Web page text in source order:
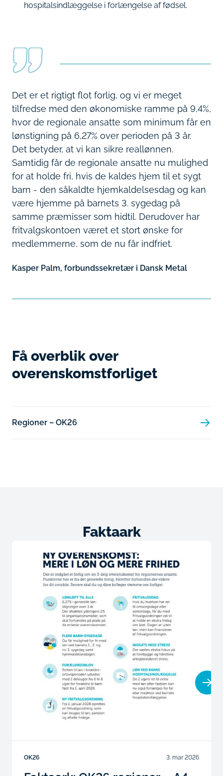
hospitalsindlæggelse i forlængelse af fødsel.
Det er et rigtigt flot forlig, og vi er meget
tilfredse med den økonomiske ramme på 9,4%,
hvor de regionale ansatte som minimum får en
lønstigning på 6,27% over perioden på 3 år.
Det betyder, at vi kan sikre reallønnen.
Samtidig får de regionale ansatte nu mulighed
for at holde fri, hvis de kaldes hjem til et sygt
barn - den såkaldte hjemkaldelsesdag og kan
være hjemme på barnets 3. sygedag på
samme præmisser som hidtil. Derudover har
fritvalgskontoen været et stort ønske for
medlemmerne, som de nu får indfriet.
Kasper Palm, forbundssekretær i Dansk Metal
Få overblik over
overenskomstforliget
Regioner – OK26
Faktaark
OK26 3. mar 2026